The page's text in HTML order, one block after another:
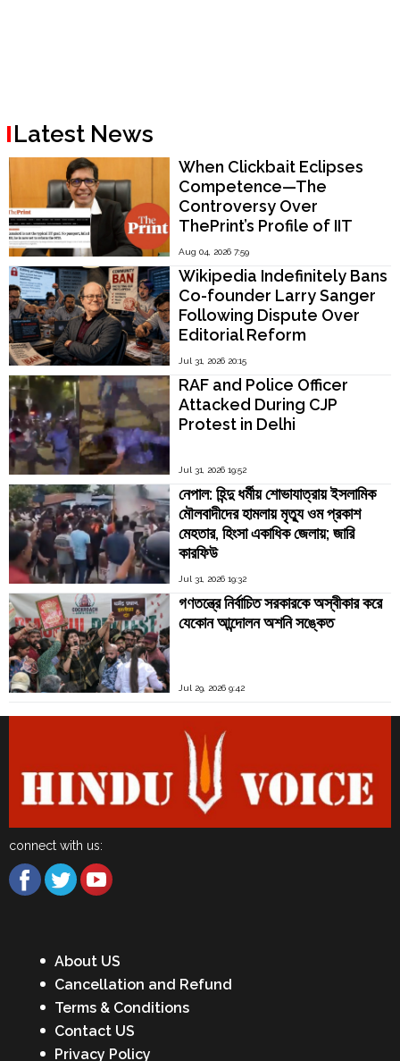
Latest News
When Clickbait Eclipses
Competence—The
Controversy Over
ThePrint’s Profile of IIT
Madras Director V.
Kamakoti
Aug 04, 2026 7:59
Wikipedia Indefinitely Bans
Co-founder Larry Sanger
Following Dispute Over
Editorial Reform
Jul 31, 2026 20:15
RAF and Police Officer
Attacked During CJP
Protest in Delhi
Jul 31, 2026 19:52
নেপাল: হিন্দু ধর্মীয় শোভাযাত্রায় ইসলামিক
মৌলবাদীদের হামলায় মৃত্যু ওম প্রকাশ
মেহতার, হিংসা একাধিক জেলায়; জারি
কারফিউ
Jul 31, 2026 19:32
গণতন্ত্রে নির্বাচিত সরকারকে অস্বীকার করে
যেকোন আন্দোলন অশনি সঙ্কেত
Jul 29, 2026 9:42
connect with us:
About US
Cancellation and Refund
Terms & Conditions
Contact US
Privacy Policy